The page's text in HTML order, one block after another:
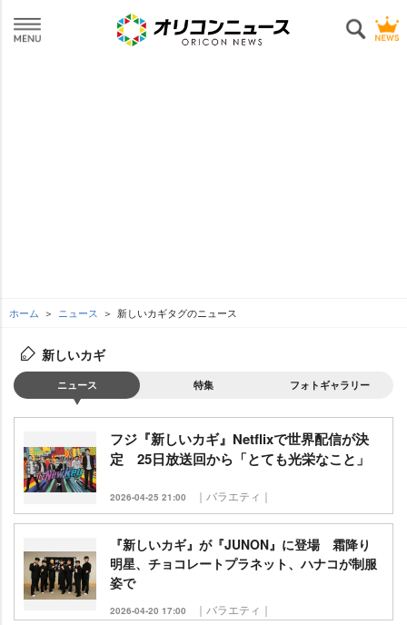
ホーム ニュース 新しいカギタグのニュース
新しいカギ
ニュース 特集 フォトギャラリー
フジ『新しいカギ』Netflixで世界配信が決
定 25日放送回から「とても光栄なこと」
2026-04-25 21:00 ｜バラエティ｜
『新しいカギ』が『JUNON』に登場 霜降り
明星、チョコレートプラネット、ハナコが制服
姿で
2026-04-20 17:00 ｜バラエティ｜